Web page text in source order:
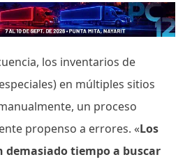
los inventarios de
en múltiples sitios
un proceso
propenso a errores. «Los
demasiado tiempo a buscar